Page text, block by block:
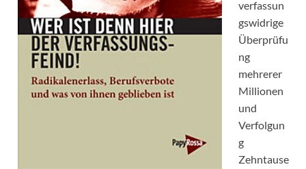
verfassun
gswidrige
Überprüfu
ng
mehrerer
Millionen
und
Verfolgun
g
Zehntause